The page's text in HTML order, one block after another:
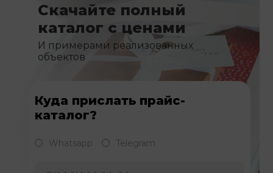
Скачайте полный
каталог с ценами
И примерами реализованных
объектов
Куда прислать прайс-
каталог?
Whatsapp Telegram